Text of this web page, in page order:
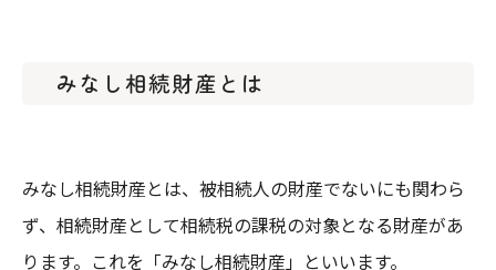
みなし相続財産とは
みなし相続財産とは、被相続人の財産でないにも関わら
ず、相続財産として相続税の課税の対象となる財産があ
ります。これを「みなし相続財産」といいます。